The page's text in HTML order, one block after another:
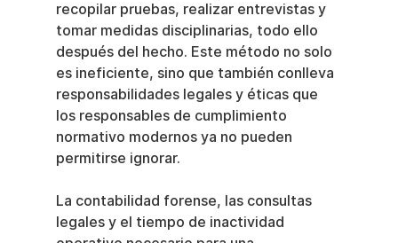
recopilar pruebas, realizar entrevistas y
tomar medidas disciplinarias, todo ello
después del hecho. Este método no solo
es ineficiente, sino que también conlleva
responsabilidades legales y éticas que
los responsables de cumplimiento
normativo modernos ya no pueden
permitirse ignorar.
La contabilidad forense, las consultas
legales y el tiempo de inactividad